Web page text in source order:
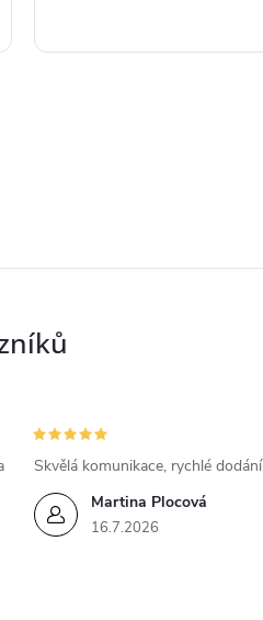
Martina Plocová
16.7.2026
Skvělá komunikace, rychlé dodání